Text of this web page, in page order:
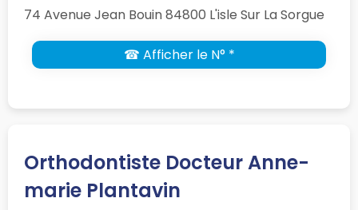
74 Avenue Jean Bouin 84800 L'isle Sur La Sorgue
☎ Afficher le N° *
Orthodontiste Docteur Anne-
marie Plantavin